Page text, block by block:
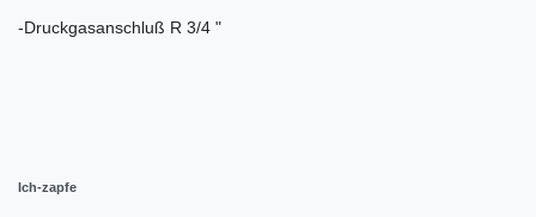
-Druckgasanschluß R 3/4 "
Ich-zapfe